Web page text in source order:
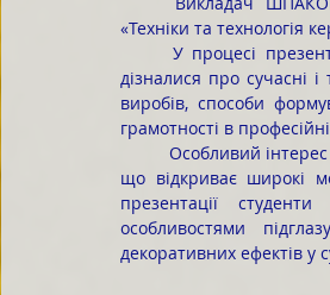
«Техніки та технологія
дізналися про сучасні
виробів, способи
грамотності в
що відкриває широкі
презентації
особливостями
декоративних ефектів у